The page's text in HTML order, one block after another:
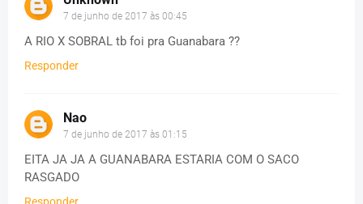
7 de junho de 2017 às 00:45
A RIO X SOBRAL tb foi pra Guanabara ??
Responder
Nao
7 de junho de 2017 às 01:15
EITA JA JA A GUANABARA ESTARIA COM O SACO
RASGADO